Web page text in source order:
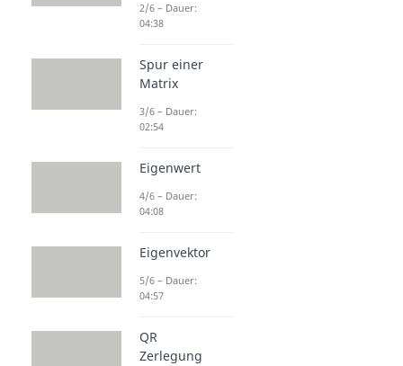
2/6 – Dauer:
04:38
Spur einer
Matrix
3/6 – Dauer:
02:54
Eigenwert
4/6 – Dauer:
04:08
Eigenvektor
5/6 – Dauer:
04:57
QR
Zerlegung